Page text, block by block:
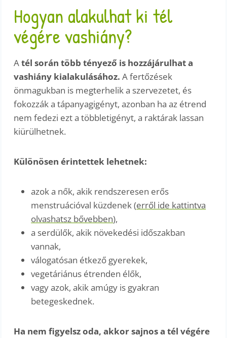
Hogyan alakulhat ki tél
végére vashiány?
Atél során több tényező is hozzájárulhat a
vashiány kialakulásához.A fertőzések
önmagukban is megterhelik a szervezetet, és
fokozzák a tápanyagigényt, azonban ha az étrend
nem fedezi ezt a többletigényt, a raktárak lassan
kiürülhetnek.
Különösen érintettek lehetnek:
azok a nők, akik rendszeresen erős
menstruációval küzdenek (erről ide kattintva
olvashatsz bővebben),
a serdülők, akik növekedési időszakban
vannak,
válogatósan étkező gyerekek,
vegetáriánus étrenden élők,
vagy azok, akik amúgy is gyakran
betegeskednek.
Ha nem figyelsz oda, akkor sajnos a tél végére